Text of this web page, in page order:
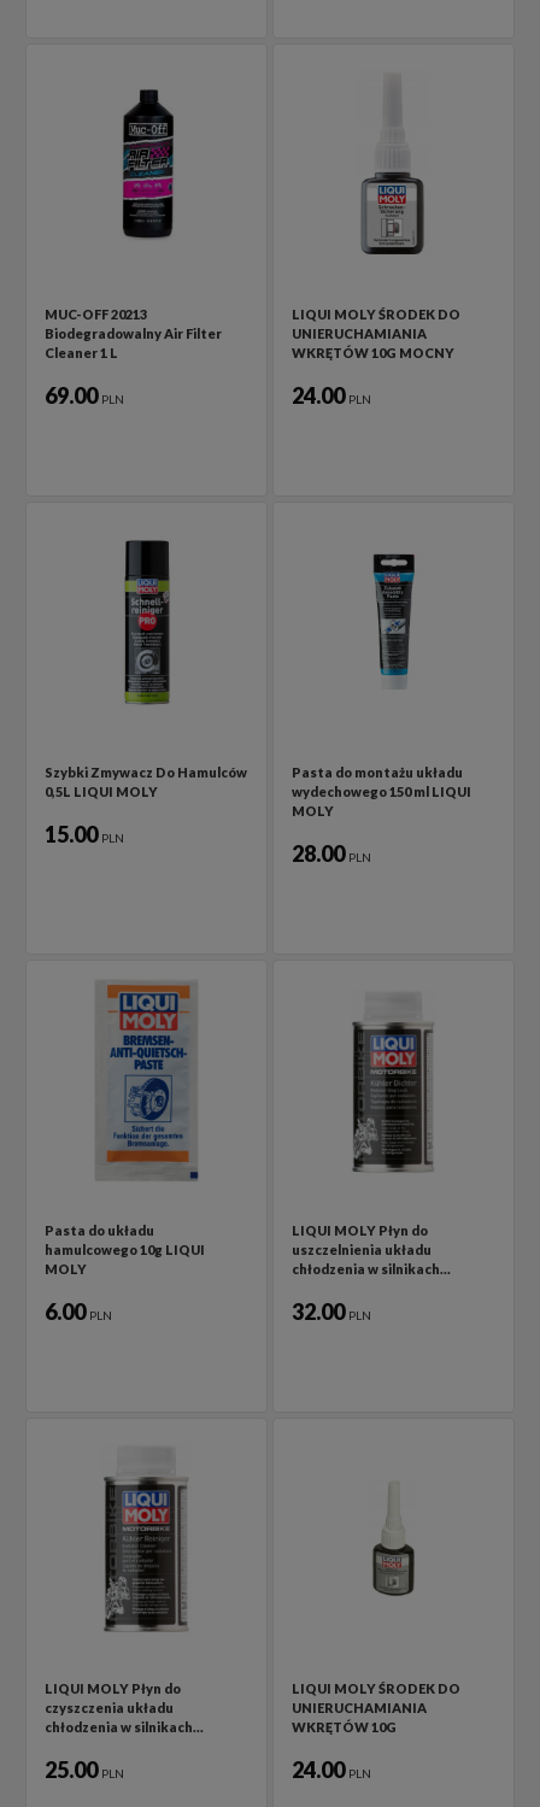
MUC-OFF 20213
Biodegradowalny Air Filter
Cleaner 1 L
69.00 PLN
LIQUI MOLY ŚRODEK DO
UNIERUCHAMIANIA
WKRĘTÓW 10G MOCNY
24.00 PLN
Szybki Zmywacz Do Hamulców
0,5L LIQUI MOLY
15.00 PLN
Pasta do montażu układu
wydechowego 150 ml LIQUI
MOLY
28.00 PLN
Pasta do układu
hamulcowego 10g LIQUI
MOLY
6.00 PLN
LIQUI MOLY Płyn do
uszczelnienia układu
chłodzenia w silnikach…
32.00 PLN
LIQUI MOLY Płyn do
czyszczenia układu
chłodzenia w silnikach…
25.00 PLN
LIQUI MOLY ŚRODEK DO
UNIERUCHAMIANIA
WKRĘTÓW 10G
24.00 PLN